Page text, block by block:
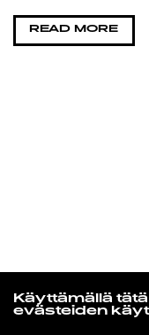
Käyttämällä
evästeiden
Yti­mes­sä
READ MORE